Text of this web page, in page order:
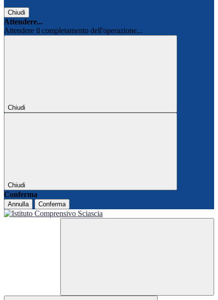
Chiudi
Attendere...
Attendere il completamento dell'operazione...
Chiudi
Chiudi
Conferma
Annulla Conferma